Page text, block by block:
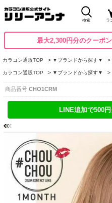
検索 ラ
最大2,300円分のクーポ
カラコン通販TOP ▼ブランドから探す▼
カラコン通販TOP ▼ブランドから探す▼
商品番号 CHO1CRM
LINE追加で500